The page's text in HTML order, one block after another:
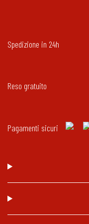
Spedizione in 24h
Reso gratuito
Pagamenti sicuri